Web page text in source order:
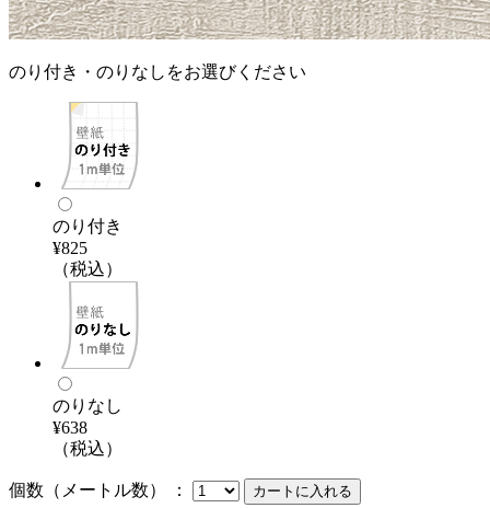
のり付き・のりなしをお選びください
のり付き
¥825
（税込）
のりなし
¥638
（税込）
個数（メートル数） ：